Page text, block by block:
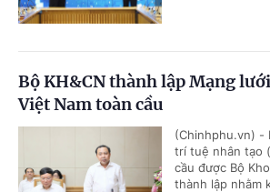
Bộ KH&CN thành lập Mạng
Việt Nam toàn cầu
(Chinhphu.vn) -
trí tuệ nhân tạo
cầu được Bộ
thành lập nhằm